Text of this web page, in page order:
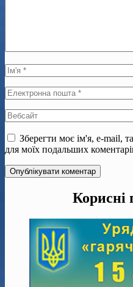
Зберегти моє ім'я, e-mail,
для моїх подальших
Корисні